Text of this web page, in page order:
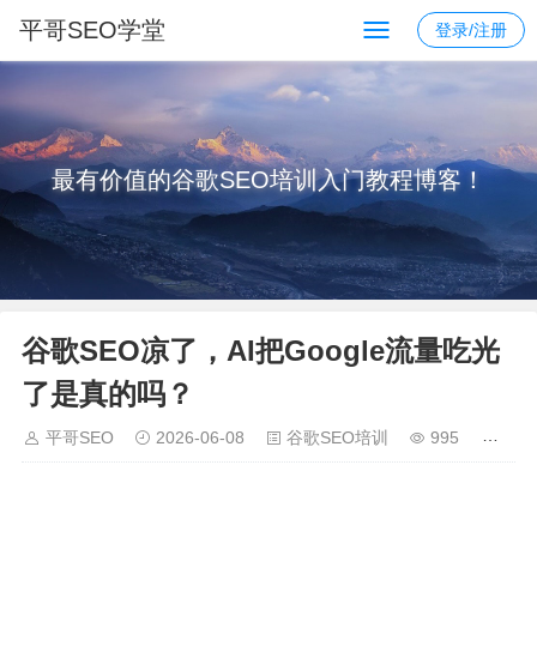
平哥SEO学堂 登录/注册
最有价值的谷歌SEO培训入门教程博客！
谷歌SEO凉了，AI把Google流量吃光
了是真的吗？
平哥SEO 2026-06-08 谷歌SEO培训 995